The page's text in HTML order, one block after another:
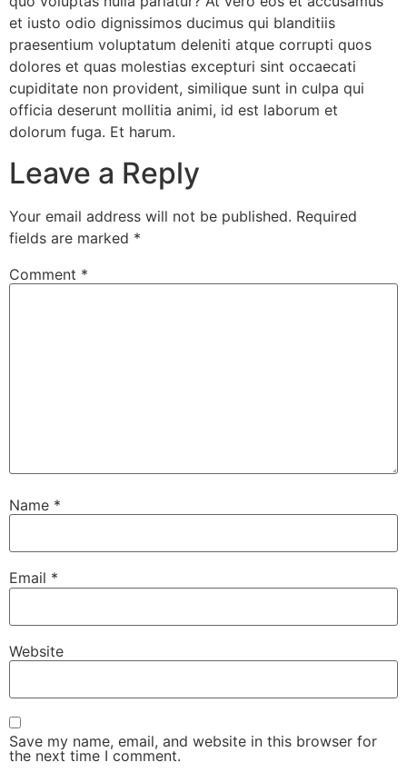
et iusto odio dignissimos ducimus qui blanditiis
praesentium voluptatum deleniti atque corrupti quos
dolores et quas molestias excepturi sint occaecati
cupiditate non provident, similique sunt in culpa qui
officia deserunt mollitia animi, id est laborum et
dolorum fuga. Et harum.
Leave a Reply
Your email address will not be published. Required
fields are marked *
Comment *
Name *
Email *
Website
Save my name, email, and website in this browser for
the next time I comment.